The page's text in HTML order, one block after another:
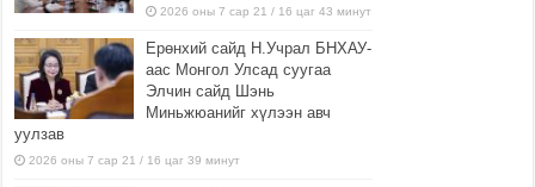
2026 оны 7 сар 21 / 16 цаг 43 минут
Ерөнхий сайд Н.Учрал БНХАУ-
аас Монгол Улсад суугаа
Элчин сайд Шэнь
Миньжюанийг хүлээн авч
уулзав
2026 оны 7 сар 21 / 16 цаг 39 минут